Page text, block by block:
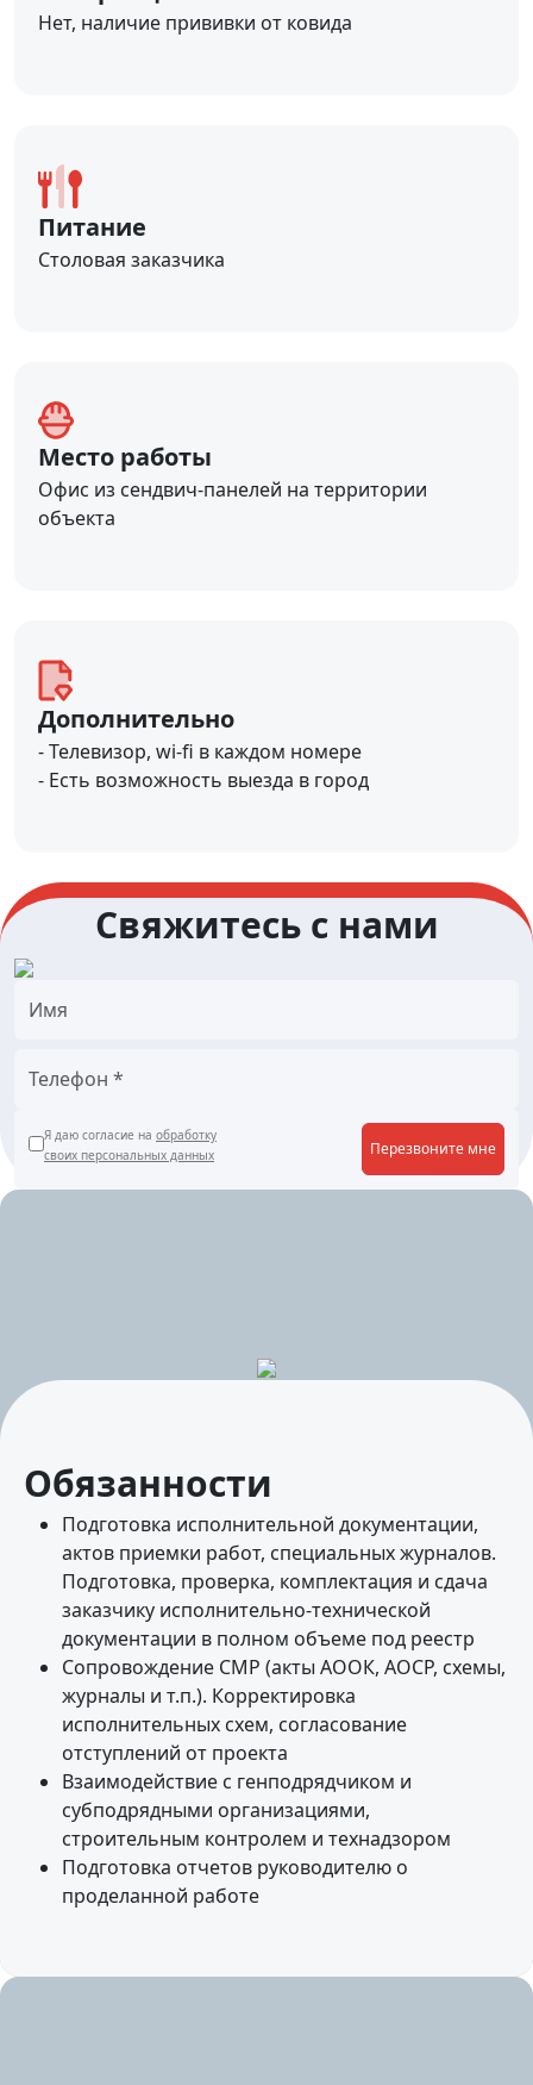
Нет, наличие прививки от ковида
Питание
Столовая заказчика
Место работы
Офис из сендвич-панелей на территории
объекта
Дополнительно
- Телевизор, wi-fi в каждом номере
- Есть возможность выезда в город
Свяжитесь с нами
Я даю согласие на обработку
своих персональных данных
Перезвоните мне
Обязанности
Подготовка исполнительной документации,
актов приемки работ, специальных журналов.
Подготовка, проверка, комплектация и сдача
заказчику исполнительно-технической
документации в полном объеме под реестр
Сопровождение СМР (акты АООК, АОСР, схемы,
журналы и т.п.). Корректировка
исполнительных схем, согласование
отступлений от проекта
Взаимодействие с генподрядчиком и
субподрядными организациями,
строительным контролем и технадзором
Подготовка отчетов руководителю о
проделанной работе